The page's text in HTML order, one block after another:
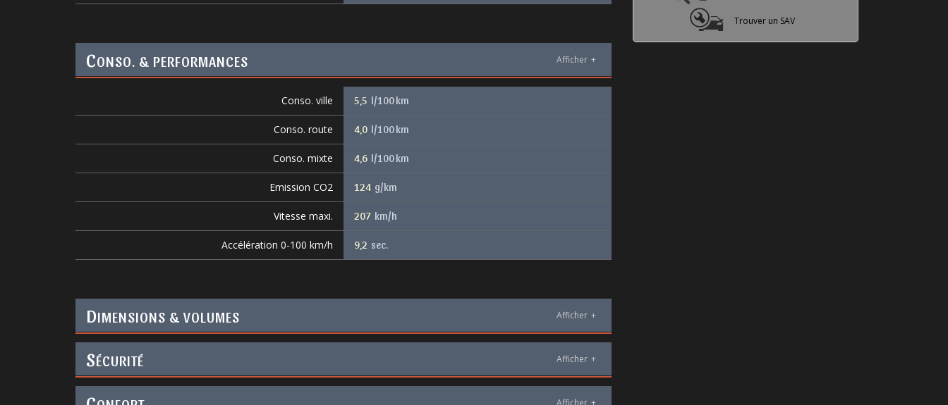
CONSO. & PERFORMANCES Afficher +
Conso. ville 5,5 l/100 km
Conso. route 4,0 l/100 km
Conso. mixte 4,6 l/100 km
Emission CO2 124 g/km
Vitesse maxi. 207 km/h
Accélération 0-100 km/h 9,2 sec.
DIMENSIONS & VOLUMES Afficher +
SÉCURITÉ Afficher +
Afficher +
Trouver un SAV